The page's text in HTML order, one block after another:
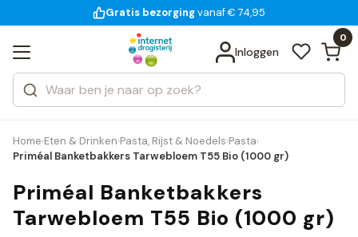
voor 18:00 uur besteld
Gratis bezorgingvanaf € 74,95
14 dagen bedenktijd
Inloggen
0
Zoeken
Categorieën
Merken
Bekijk alle resultaten
Home›Eten & Drinken›Pasta, Rijst & Noedels›Pasta›
Priméal Banketbakkers Tarwebloem T55 Bio (1000 gr)
Priméal Banketbakkers
Tarwebloem T55 Bio (1000 gr)